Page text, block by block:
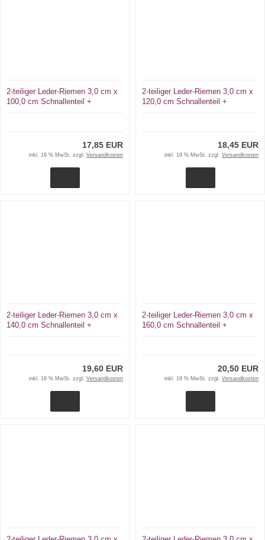
2-teiliger Leder-Riemen 3,0 cm x
100,0 cm Schnallenteil +
17,85 EUR
inkl. 19 % MwSt. zzgl. Versandkosten
2-teiliger Leder-Riemen 3,0 cm x
120,0 cm Schnallenteil +
18,45 EUR
inkl. 19 % MwSt. zzgl. Versandkosten
2-teiliger Leder-Riemen 3,0 cm x
140,0 cm Schnallenteil +
19,60 EUR
inkl. 19 % MwSt. zzgl. Versandkosten
2-teiliger Leder-Riemen 3,0 cm x
160,0 cm Schnallenteil +
20,50 EUR
inkl. 19 % MwSt. zzgl. Versandkosten